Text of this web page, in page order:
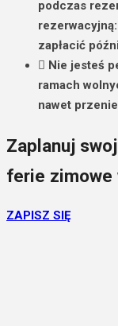
podczas
zapłacić
Nie jesteś
ramach
nawet
Zaplanuj
ferie zimowe
ZAPISZ SIĘ